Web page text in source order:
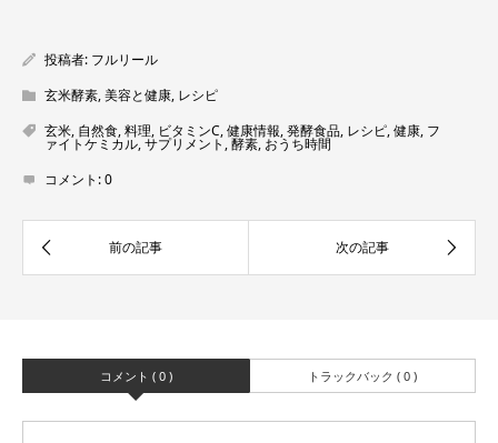
投稿者: フルリール
玄米酵素,美容と健康, レシピ
玄米, 自然食,料理, ビタミンC,健康情報,発酵食品, レシピ,健康, フ
ァイトケミカル,サプリメント,酵素,おうち時間
コメント:0
コメント ( 0 ) トラックバック ( 0 )